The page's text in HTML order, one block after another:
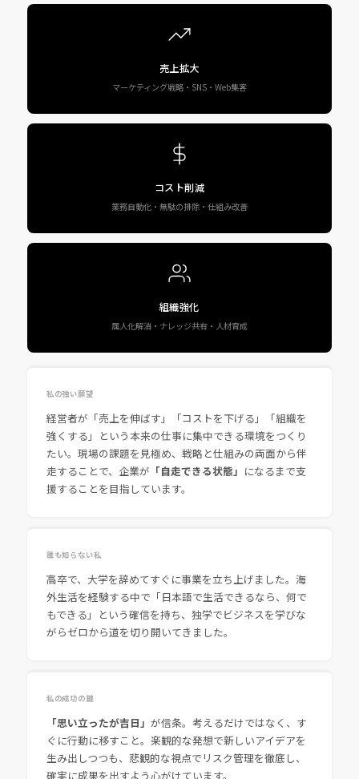
売上拡大
マーケティング戦略・SNS・Web集客
コスト削減
業務自動化・無駄の排除・仕組み改善
組織強化
属人化解消・ナレッジ共有・人材育成
私の強い願望
経営者が「売上を伸ばす」「コストを下げる」「組織を
強くする」という本来の仕事に集中できる環境をつくり
たい。現場の課題を見極め、戦略と仕組みの両面から伴
走することで、企業が 「自走できる状態」 になるまで支
援することを目指しています。
誰も知らない私
高卒で、大学を辞めてすぐに事業を立ち上げました。海
外生活を経験する中で「日本語で生活できるなら、何で
もできる」という確信を持ち、独学でビジネスを学びな
がらゼロから道を切り開いてきました。
私の成功の鍵
「思い立ったが吉日」 が信条。考えるだけではなく、す
ぐに行動に移すこと。楽観的な発想で新しいアイデアを
生み出しつつも、悲観的な視点でリスク管理を徹底し、
確実に成果を出すよう心がけています。